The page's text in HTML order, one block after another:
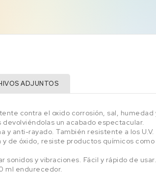
ADJUNTOS
contra el oxido corrosión, sal,
un acabado espectacular.
anti-rayado. También resistente a los U.V.
de óxido, resiste productos químicos
y vibraciones. Fácil y rápido de usar.
ml endurecedor.